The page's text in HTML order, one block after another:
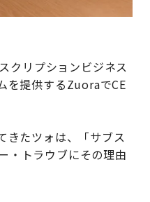
クリプションビジネス
を提供するZuoraでCE
きたツォは、「サブス
・トラウブにその理由